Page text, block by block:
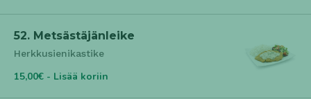
52. Metsästäjänleike
Herkkusienikastike
15,00€ - Lisää koriin